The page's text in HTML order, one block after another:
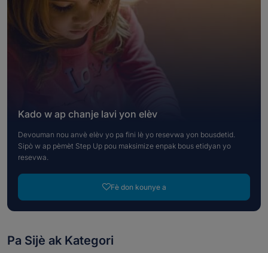
Kado w ap chanje lavi yon elèv
Devouman nou anvè elèv yo pa fini lè yo resevwa yon bousdetid.
Sipò w ap pèmèt Step Up pou maksimize enpak bous etidyan yo
resevwa.
Fè don kounye a
Pa Sijè ak Kategori